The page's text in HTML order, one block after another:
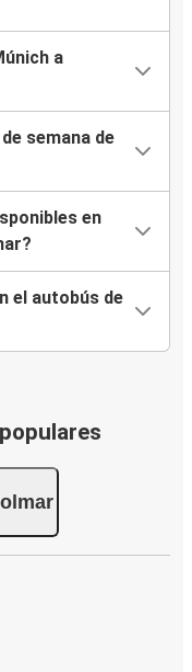
a
semana de
en
el autobús de